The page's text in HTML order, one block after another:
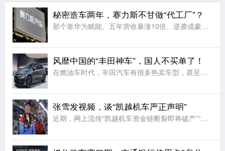
秘密造车两年，赛力斯不甘做“代工厂”？
那个靠华为赋能、五年营收暴涨10倍、逆袭成豪华SUV销冠的赛力斯，现在，要脱离华为光环，自立门户发布新品牌了!你敢信吗?就在近日，一家叫"蓝电科技"的公司，悄悄改了个名字，叫"赛豆科技"。赛豆科技，将
风靡中国的“丰田神车”，国人不买单了！
在燃油车时代，丰田汽车有很多热卖车型，甚至有不少网友称其为丰田“神车”。大家想想看丰田RAV4.丰田卡罗拉或者雷凌，哪一款不是热卖车型呢?甚至很多新车直接被捧上了神坛，油耗低，开不坏，而且还是全球定位
张雪发视频，谈“凯越机车严正声明”
近期，网上流传“凯越机车资金链断裂即将破产”“凯越撑不住了多次求张雪救命”“凯越销量跌三成，严凯急了找张雪”“凯越最大的败笔，不是没留住张雪，而是连他36%的股份都吞完”等信息。(此前报道)6月8日，